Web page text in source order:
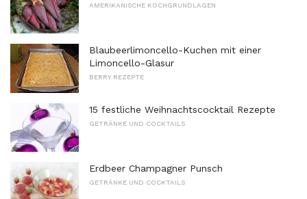
AMERIKANISCHE KOCHGRUNDLAGEN
Blaubeerlimoncello-Kuchen mit einer
Limoncello-Glasur
BERRY REZEPTE
15 festliche Weihnachtscocktail Rezepte
GETRÄNKE UND COCKTAILS
Erdbeer Champagner Punsch
GETRÄNKE UND COCKTAILS